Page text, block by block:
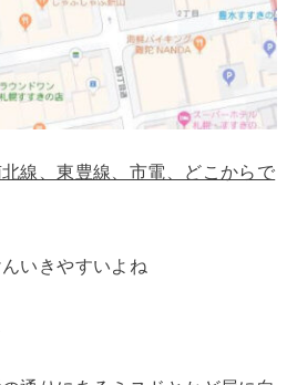
線、東豊線、市電、どこからで
いきやすいよね